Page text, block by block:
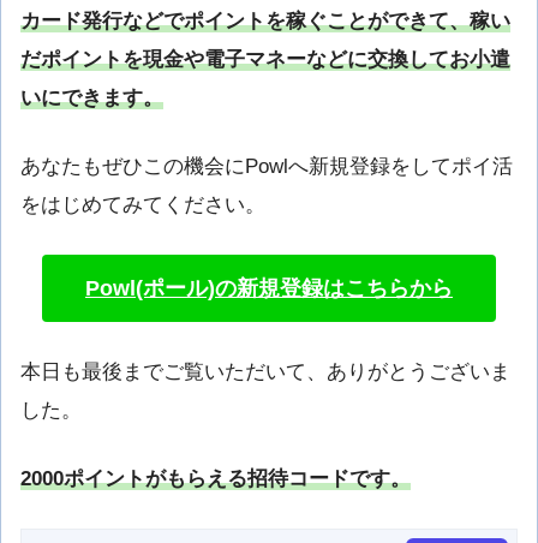
カード発行などでポイントを稼ぐことができて、稼い
だポイントを現金や電子マネーなどに交換してお小遣
いにできます。
あなたもぜひこの機会にPowlへ新規登録をしてポイ活
をはじめてみてください。
Powl(ポール)の新規登録はこちらから
本日も最後までご覧いただいて、ありがとうございま
した。
2000ポイントがもらえる招待コードです。